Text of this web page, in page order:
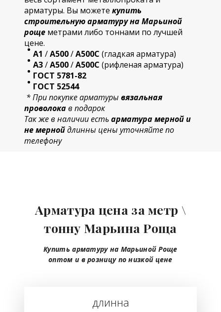
арматуры. Вы можете купить
строительнуюарматуру на Марьиной
роще метрами либо тоннами по лучшей
цене.
А1 /А500/А500С (гладкая арматура)
А3/А500/А500С (рифленая арматура)
ГОСТ 5781-82
ГОСТ 52544
* При покупке арматуры вязальная
проволокав подарок
Так же в наличии естьарматура мерной и
не мернойдлинны цены уточняйте по
телефону
Арматура цена за метр \
тонну Марьина Роща
Купить арматуру на Марьиной Роще
оптом и в розницу по низкой цене
длинна